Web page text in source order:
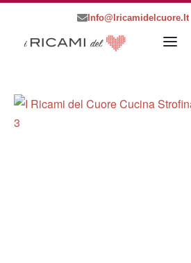
Info@iricamidelcuore.it